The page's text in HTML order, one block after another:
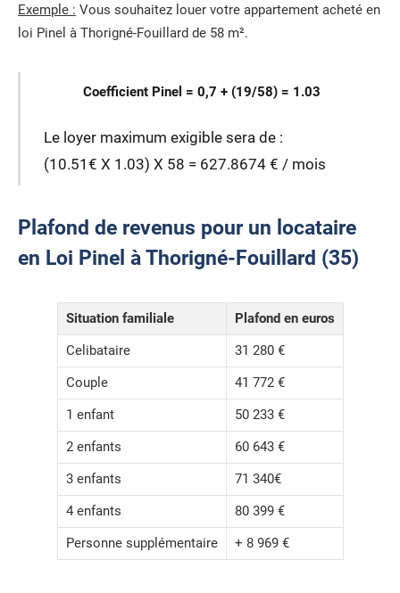
Exemple : Vous souhaitez louer votre appartement acheté en
loi Pinel à Thorigné-Fouillard de 58 m².
Coefficient Pinel = 0,7 + (19/58) = 1.03
Le loyer maximum exigible sera de :
(10.51€ X 1.03) X 58 = 627.8674 € / mois
Plafond de revenus pour un locataire
en Loi Pinel à Thorigné-Fouillard (35)
Situation familiale
Plafond en euros
Celibataire
31 280 €
Couple
41 772 €
1 enfant
50 233 €
2 enfants
60 643 €
3 enfants
71 340€
4 enfants
80 399 €
Personne supplémentaire
+ 8 969 €